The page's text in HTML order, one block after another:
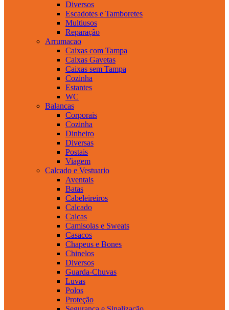
Diversos
Escadotes e Tamboretes
Multiusos
Reparação
Arrumacao
Caixas com Tampa
Caixas Gavetas
Caixas sem Tampa
Cozinha
Estantes
WC
Balancas
Corporais
Cozinha
Dinheiro
Diversas
Postais
Viagem
Calcado e Vestuario
Aventais
Batas
Cabeleireiros
Calcado
Calcas
Camisolas e Sweats
Casacos
Chapeus e Bones
Chinelos
Diversos
Guarda-Chuvas
Luvas
Polos
Proteção